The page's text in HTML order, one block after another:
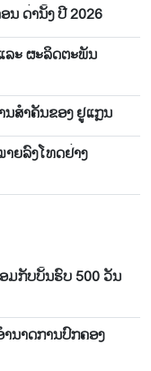
ນ ດ່ານັ້ງ ປີ 2026
ລະ ຜະລິດຕະພັນ
ນສຳຄັນຂອງ ຢູແກຼນ
ຍລົງໂທດຢ່າງ
ມກັບບັ້ນຮົບ 500 ວັນ
ນາດການປົກຄອງ